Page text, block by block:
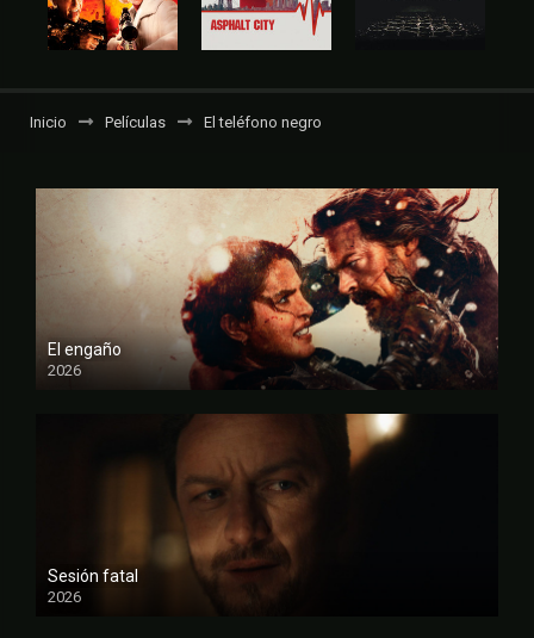
Inicio Películas El teléfono negro
El engaño
2026
FULL HD
Sesión fatal
2026
FULL HD